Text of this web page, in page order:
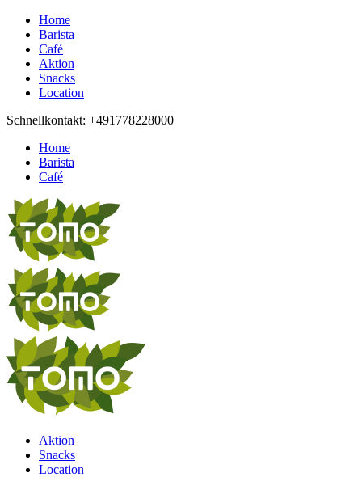
Home
Barista
Café
Aktion
Snacks
Location
Schnellkontakt: +491778228000
Home
Barista
Café
Aktion
Snacks
Location